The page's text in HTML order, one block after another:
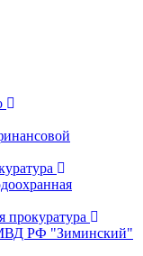
прокуратура
РФ "Зиминский"